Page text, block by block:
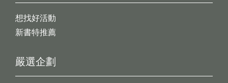
想找好活動
新書特推薦
嚴選企劃